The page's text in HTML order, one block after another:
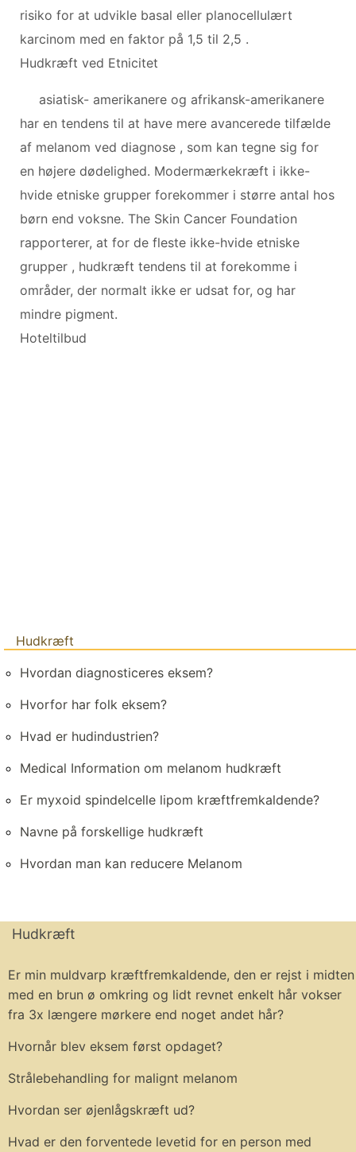
risiko for at udvikle basal eller planocellulært
karcinom med en faktor på 1,5 til 2,5 .
Hudkræft ved Etnicitet
asiatisk- amerikanere og afrikansk-amerikanere
har en tendens til at have mere avancerede tilfælde
af melanom ved diagnose , som kan tegne sig for
en højere dødelighed. Modermærkekræft i ikke-
hvide etniske grupper forekommer i større antal hos
børn end voksne. The Skin Cancer Foundation
rapporterer, at for de fleste ikke-hvide etniske
grupper , hudkræft tendens til at forekomme i
områder, der normalt ikke er udsat for, og har
mindre pigment.
Hoteltilbud
Hudkræft
Hvordan diagnosticeres eksem?
Hvorfor har folk eksem?
Hvad er hudindustrien?
Medical Information om melanom hudkræft
Er myxoid spindelcelle lipom kræftfremkaldende?
Navne på forskellige hudkræft
Hvordan man kan reducere Melanom
Hudkræft
Er min muldvarp kræftfremkaldende, den er rejst i midten
med en brun ø omkring og lidt revnet enkelt hår vokser
fra 3x længere mørkere end noget andet hår?
Hvornår blev eksem først opdaget?
Strålebehandling for malignt melanom
Hvordan ser øjenlågskræft ud?
Hvad er den forventede levetid for en person med